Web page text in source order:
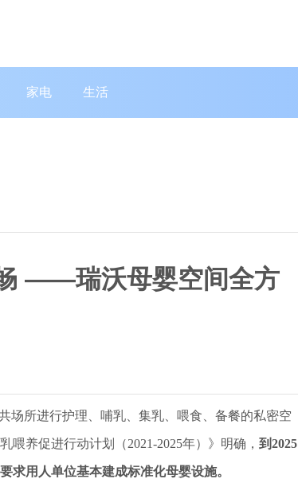
家电 生活
——瑞沃母婴空间全方
场所进行护理、哺乳、集乳、喂食、备餐的私密空
喂养促进行动计划（2021-2025年）》明确， 到2025
求用人单位基本建成标准化母婴设施。